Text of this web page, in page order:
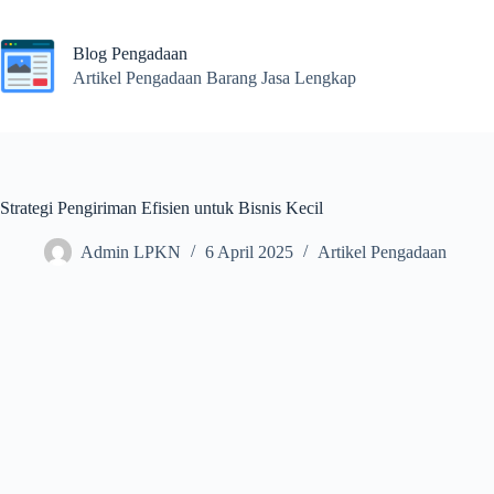
content
Blog Pengadaan
Artikel Pengadaan Barang Jasa Lengkap
Strategi Pengiriman Efisien untuk Bisnis Kecil
Admin LPKN 6 April 2025 Artikel Pengadaan